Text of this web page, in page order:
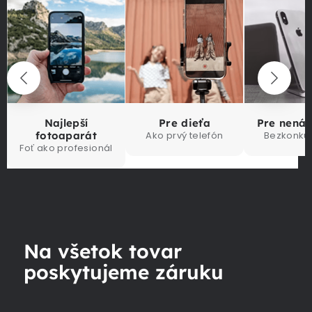
Najlepší
fotoaparát
Foť ako profesionál
Pre dieťa
Ako prvý telefón
Pre
Na všetok tovar
poskytujeme záruku